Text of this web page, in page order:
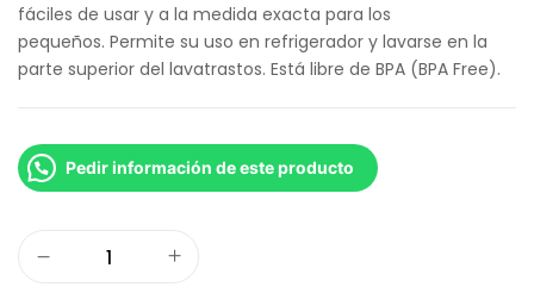
fáciles de usar y a la medida exacta para los
pequeños. Permite su uso en refrigerador y lavarse en la
parte superior del lavatrastos. Está libre de BPA (BPA Free).
Pedir información de este producto